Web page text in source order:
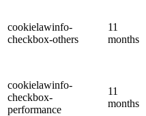
cookielawinfo-
checkbox-others
11
months
cookielawinfo-
checkbox-
performance
11
months